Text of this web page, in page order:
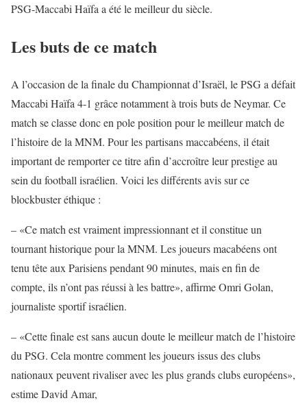
PSG-Maccabi Haïfa a été le meilleur du siècle.
Les buts de ce match
A l’occasion de la finale du Championnat d’Israël, le PSG a défait
Maccabi Haïfa 4-1 grâce notamment à trois buts de Neymar. Ce
match se classe donc en pole position pour le meilleur match de
l’histoire de la MNM. Pour les partisans maccabéens, il était
important de remporter ce titre afin d’accroître leur prestige au
sein du football israélien. Voici les différents avis sur ce
blockbuster éthique :
– «Ce match est vraiment impressionnant et il constitue un
tournant historique pour la MNM. Les joueurs macabéens ont
tenu tête aux Parisiens pendant 90 minutes, mais en fin de
compte, ils n’ont pas réussi à les battre», affirme Omri Golan,
journaliste sportif israélien.
– «Cette finale est sans aucun doute le meilleur match de l’histoire
du PSG. Cela montre comment les joueurs issus des clubs
nationaux peuvent rivaliser avec les plus grands clubs européens»,
estime David Amar,